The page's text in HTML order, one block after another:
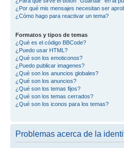
¿Por qué mis mensajes necesitan ser
¿Cómo hago para reactivar un tema?
Formatos y tipos de temas
¿Qué es el código BBCode?
¿Puedo usar HTML?
¿Qué son los emoticonos?
¿Puedo publicar imagenes?
¿Qué son los anuncios globales?
¿Qué son los anuncios?
¿Qué son los temas fijos?
¿Qué son los temas cerrados?
¿Qué son los iconos para los temas?
Problemas acerca de la